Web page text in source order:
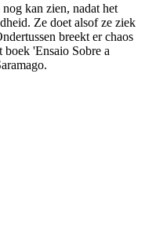
kan zien, nadat het
Ze doet alsof ze ziek
breekt er chaos
boek 'Ensaio Sobre a